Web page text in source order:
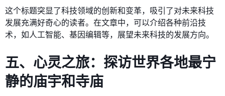
这个标题突显了科技领域的创新和变革，吸引了对未来科技
发展充满好奇心的读者。在文章中，可以介绍各种前沿技
术，如人工智能、基因编辑等，展望未来科技的发展方向。
五、心灵之旅：探访世界各地最宁
静的庙宇和寺庙